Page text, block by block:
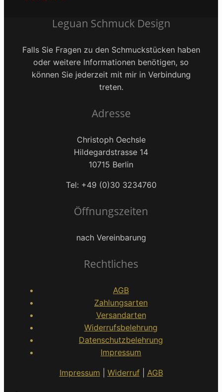
Leguan Schmuck Design
Falls Sie Fragen zu den Schmuckstücken haben
oder weitere Informationen benötigen, so
können Sie jederzeit mit mir in Verbindung
treten.
Adresse
Christoph Oechsle
Hildegardstrasse 14
10715 Berlin
Tel: +49 (0)30 3234760
Öffnungszeiten
nach Vereinbarung
Rechtliches
AGB
Zahlungsarten
Versandarten
Widerrufsbelehrung
Datenschutzbelehrung
Impressum
Impressum Widerruf| AGB